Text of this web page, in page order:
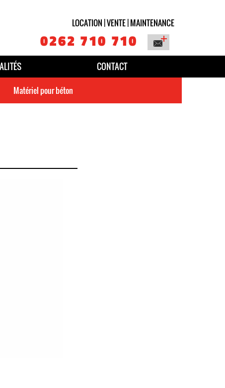
LOCATION | VENTE | MAINTENANCE
0262 710 710
CONTACT
Matériel pour béton